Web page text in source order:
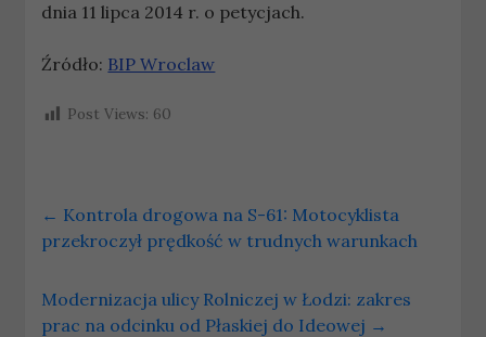
dnia 11 lipca 2014 r. o petycjach.
Źródło: BIP Wroclaw
Post Views: 60
← Kontrola drogowa na S-61: Motocyklista
przekroczył prędkość w trudnych warunkach
Modernizacja ulicy Rolniczej w Łodzi: zakres
prac na odcinku od Płaskiej do Ideowej →